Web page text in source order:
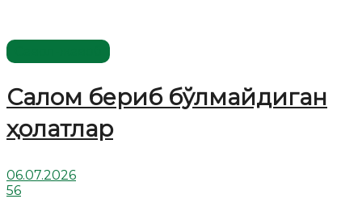
Салом бериб бўлмайдиган
ҳолатлар
06.07.2026
56